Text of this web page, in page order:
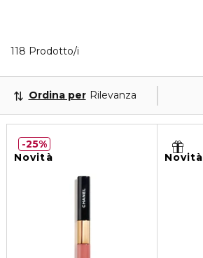
118 Prodotto/i
Ordina per Rilevanza
Novità
25%
Novità